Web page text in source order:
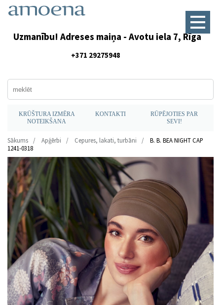
Uzmanību! Adreses maiņa - Avotu iela 7, Rīga
+371 29275948
KRŪŠTURA IZMĒRA
NOTEIKŠANA
KONTAKTI
RŪPĒJOTIES PAR
SEVI!
Sākums Apģērbi Cepures, lakati, turbāni
B. B. BEA NIGHT CAP
1241-0318